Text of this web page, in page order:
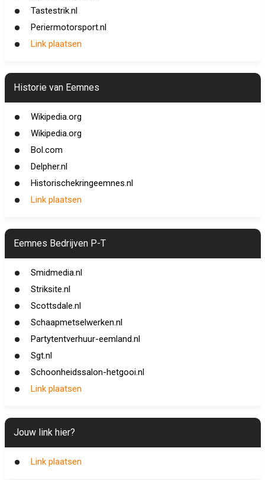
Tastestrik.nl
Periermotorsport.nl
Link plaatsen
Historie van Eemnes
Wikipedia.org
Wikipedia.org
Bol.com
Delpher.nl
Historischekringeemnes.nl
Link plaatsen
Eemnes Bedrijven P-T
Smidmedia.nl
Striksite.nl
Scottsdale.nl
Schaapmetselwerken.nl
Partytentverhuur-eemland.nl
Sgt.nl
Schoonheidssalon-hetgooi.nl
Link plaatsen
Jouw link hier?
Link plaatsen